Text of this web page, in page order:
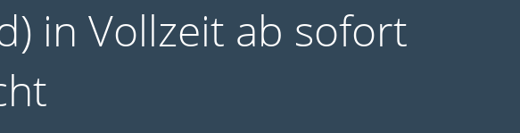
in Vollzeit ab sofort